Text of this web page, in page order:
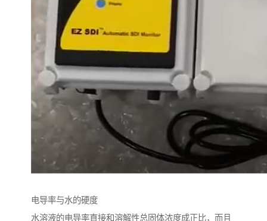
电导率与水的硬度
水溶液的电导率直接和溶解性总固体浓度成正比，而且